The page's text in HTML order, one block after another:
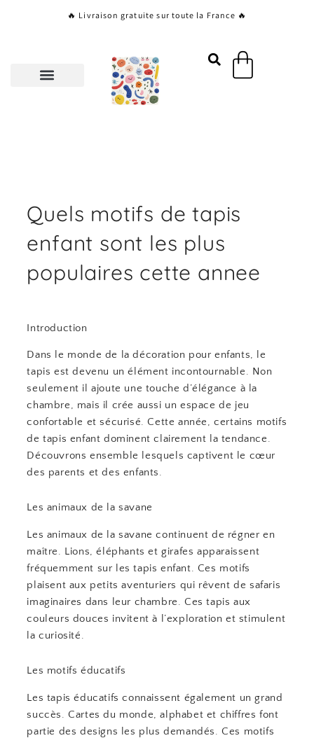
🔥 Livraison gratuite sur toute la France 🔥
Panier
Quels motifs de tapis
enfant sont les plus
populaires cette annee
Introduction
Dans le monde de la décoration pour enfants, le
tapis est devenu un élément incontournable. Non
seulement il ajoute une touche d’élégance à la
chambre, mais il crée aussi un espace de jeu
confortable et sécurisé. Cette année, certains motifs
de tapis enfant dominent clairement la tendance.
Découvrons ensemble lesquels captivent le cœur
des parents et des enfants.
Les animaux de la savane
Les animaux de la savane continuent de régner en
maître. Lions, éléphants et girafes apparaissent
fréquemment sur les tapis enfant. Ces motifs
plaisent aux petits aventuriers qui rêvent de safaris
imaginaires dans leur chambre. Ces tapis aux
couleurs douces invitent à l’exploration et stimulent
la curiosité.
Les motifs éducatifs
Les tapis éducatifs connaissent également un grand
succès. Cartes du monde, alphabet et chiffres font
partie des designs les plus demandés. Ces motifs